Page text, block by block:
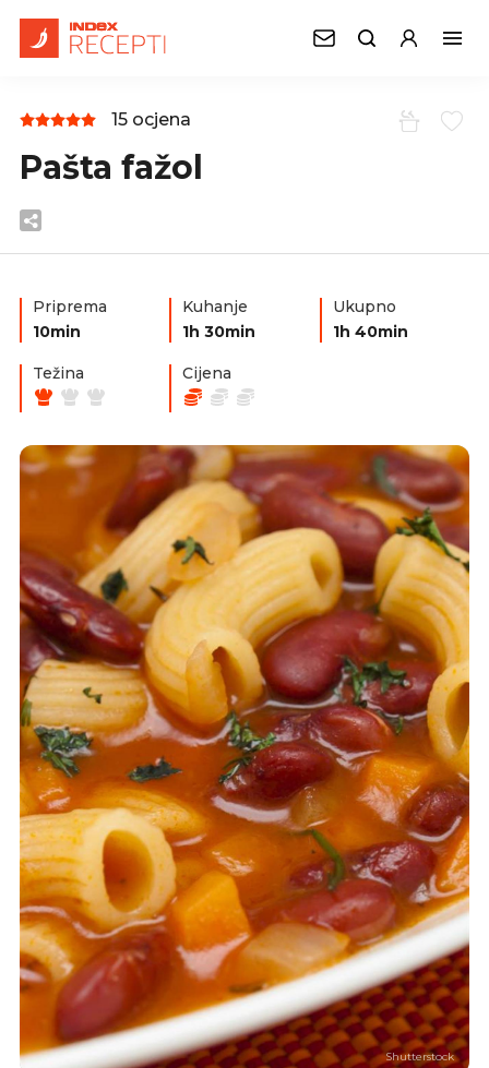
15 ocjena
Pašta fažol
Priprema
10min
Kuhanje
1h 30min
Ukupno
1h 40min
Težina Cijena
Shutterstock